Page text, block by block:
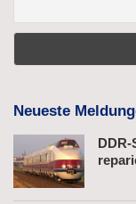
Neueste